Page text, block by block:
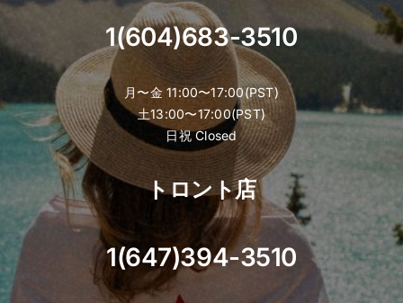
1(604)683-3510
月〜金 11:00〜17:00(PST)
土13:00〜17:00(PST)
日祝 Closed
トロント店
1(647)394-3510